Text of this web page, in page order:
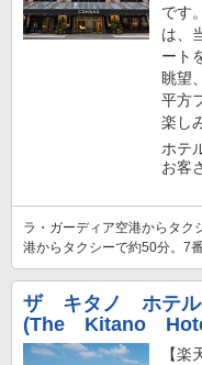
です
は、
ート
眺望
平方
楽し
ホテ
お客
ラ・ガーディア空港からタク
港からタクシーで約50分。7
ザ キタノ ホテル
(The Kitano
【